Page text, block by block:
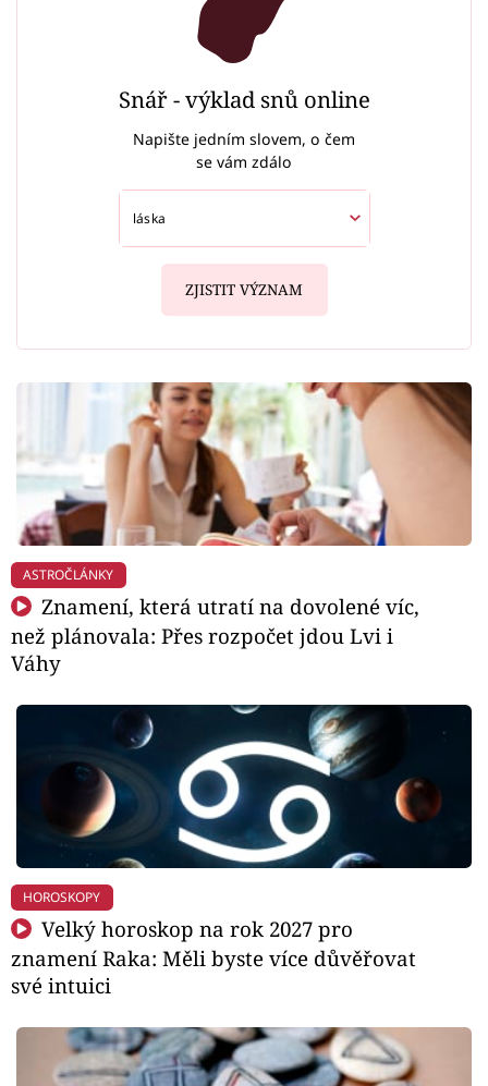
Snář - výklad snů online
Napište jedním slovem, o čem
se vám zdálo
ZJISTIT VÝZNAM
ASTROČLÁNKY
Znamení, která utratí na dovolené víc,
než plánovala: Přes rozpočet jdou Lvi i
Váhy
HOROSKOPY
Velký horoskop na rok 2027 pro
znamení Raka: Měli byste více důvěřovat
své intuici